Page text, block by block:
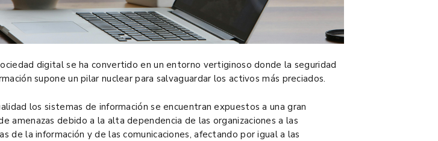
digital se ha convertido en un entorno vertiginoso donde la seguridad
supone un pilar nuclear para salvaguardar los activos más preciados.
los sistemas de información se encuentran expuestos a una gran
amenazas debido a la alta dependencia de las organizaciones a las
de la información y de las comunicaciones, afectando por igual a las